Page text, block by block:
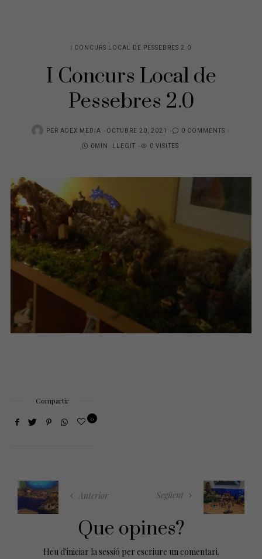
I CONCURS LOCAL DE PESSEBRES 2.0
I Concurs Local de
Pessebres 2.0
PER ADEX MEDIA
POSTED
ON
OCTUBRE 20, 2021
0 COMMENTS
0MIN. LLEGIT
0 VISITES
Compartir
0
Anterior Següent
Que opines?
Heu d'iniciar la sessió per escriure un comentari.